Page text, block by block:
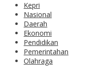
Kepri
Nasional
Daerah
Ekonomi
Pendidikan
Pemerintahan
Olahraga